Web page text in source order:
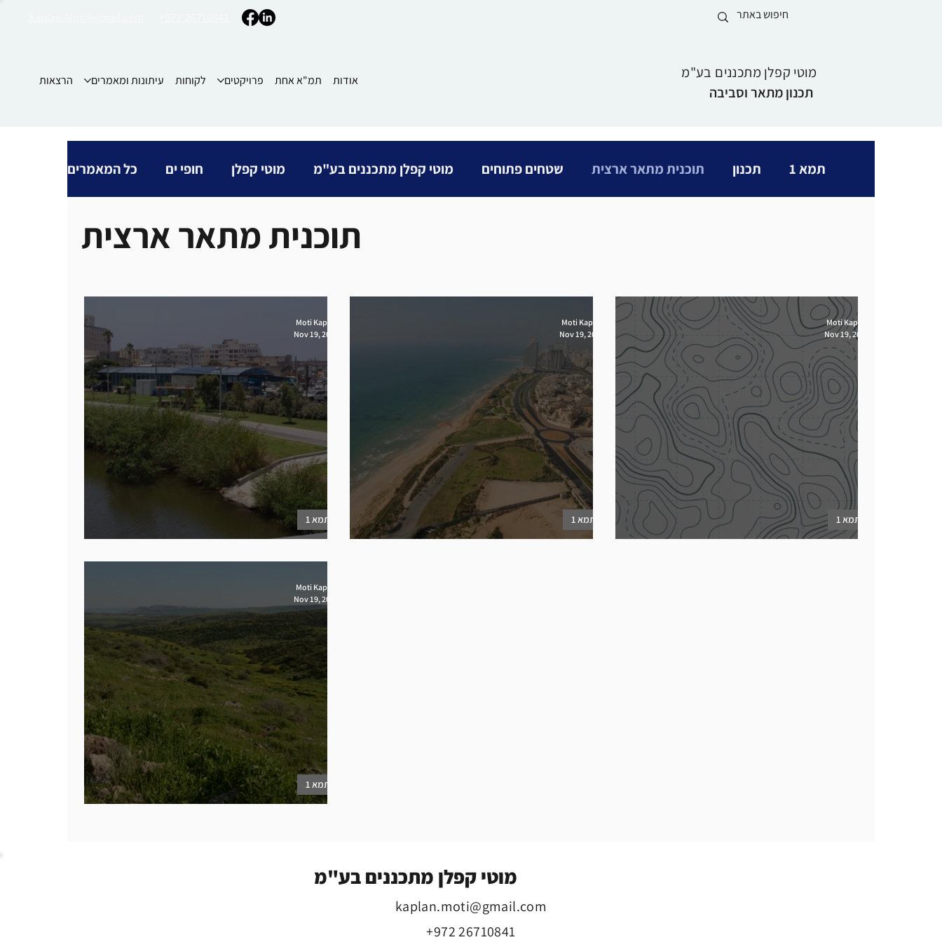
אודות תמ"א אחת פרויקטים לקוחות עיתונות ומאמרים הרצאות
מוטי קפלן מתכננים בע"מ
תכנון מתאר וסביבה
כל המאמרים חופי ים מוטי קפלן מוטי קפלן מתכננים בע"מ שטחים פתוחים תוכנית מתאר ארצית תכנון תמא 1
תמא אחת
תוכנית מתאר ארצית
תמא 1
Moti Kaplan
Nov 19, 2022
תמא 1
Moti Kaplan
Nov 19, 2022
תמא 1
Moti Kaplan
Nov 19, 2022
תמא 1
Moti Kaplan
Nov 19, 2022
מוטי קפלן מתכננים בע"מ
kaplan.moti@gmail.com
+972 26710841